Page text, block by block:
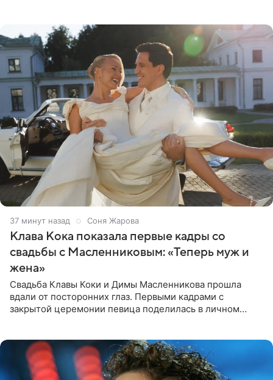
37 минут назад Соня Жарова
Клава Кока показала первые кадры со
свадьбы с Масленниковым: «Теперь муж и
жена»
Свадьба Клавы Коки и Димы Масленникова прошла
вдали от посторонних глаз. Первыми кадрами с
закрытой церемонии певица поделилась в личном